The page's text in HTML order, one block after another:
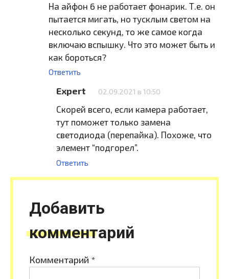
На айфон 6 не работает фонарик. Т.е. он
пытается мигать, но тусклым светом на
несколько секунд, то же самое когда
включаю вспышку. Что это может быть и
как бороться?
Ответить
Expert 02.09.2021 в 10:50
Скорей всего, если камера работает,
тут поможет только замена
светодиода (перепайка). Похоже, что
элемент “подгорел”.
Ответить
Добавить
комментарий
Комментарий *